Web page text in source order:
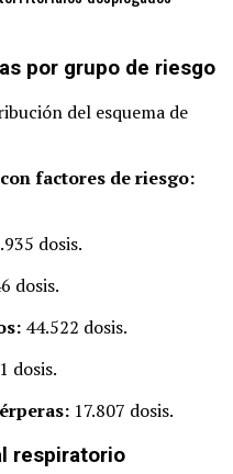
por grupo de riesgo
del esquema de
factores de riesgo:
dosis.
dosis.
44.522 dosis.
dosis.
17.807 dosis.
respiratorio